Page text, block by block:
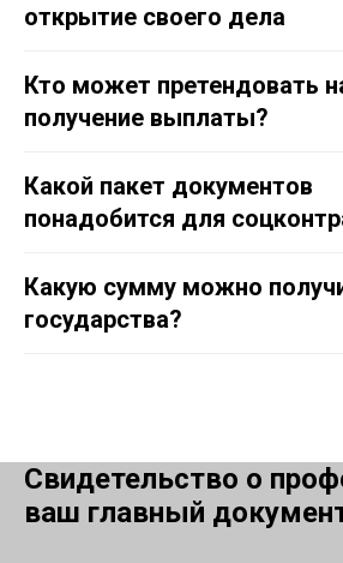
открытие своего дела
Кто может претендовать
получение выплаты?
Какой пакет документов
понадобится для
Какую сумму можно
государства?
Свидетельство о
ваш главный